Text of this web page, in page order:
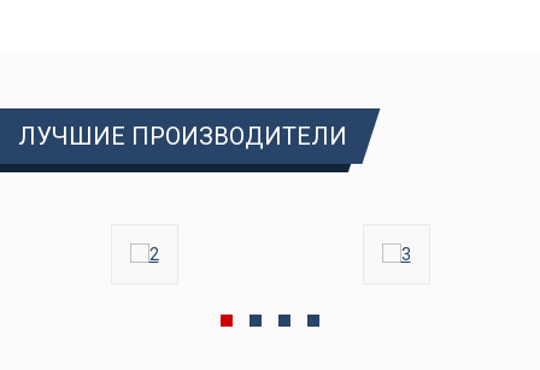
ЛУЧШИЕ ПРОИЗВОДИТЕЛИ